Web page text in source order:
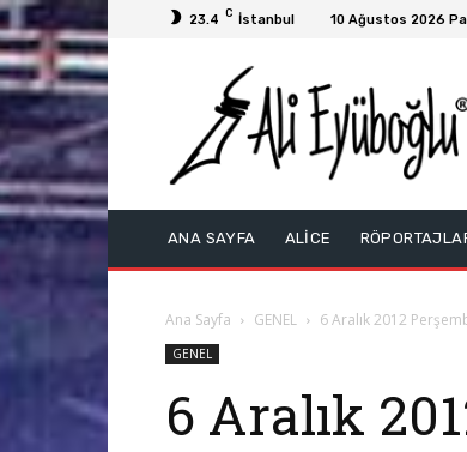
23.4 C İstanbul 10 Ağustos 2026
ANA SAYFA ALİCE
Ana Sayfa GENEL 6 Aralık 2012
GENEL
6 Aralık